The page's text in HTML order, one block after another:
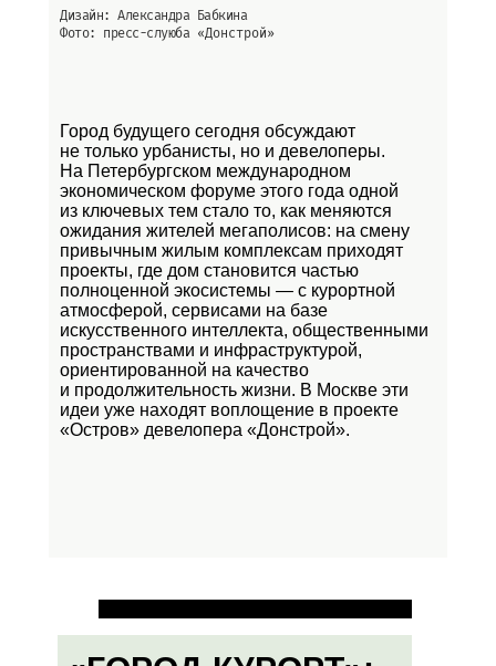
Дизайн: Александра Бабкина
Фото: пресс-слуюба «Донстрой»
Город будущего сегодня обсуждают
не только урбанисты, но и девелоперы.
На Петербургском международном
экономическом форуме этого года одной
из ключевых тем стало то, как меняются
ожидания жителей мегаполисов: на смену
привычным жилым комплексам приходят
проекты, где дом становится частью
полноценной экосистемы — с курортной
атмосферой, сервисами на базе
искусственного интеллекта, общественными
пространствами и инфраструктурой,
ориентированной на качество
и продолжительность жизни. В Москве эти
идеи уже находят воплощение в проекте
«Остров» девелопера «Донстрой».